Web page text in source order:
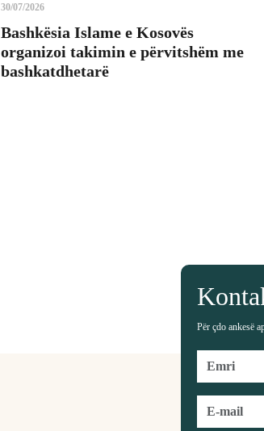
30/07/2026
Bashkësia Islame e Kosovës
organizoi takimin e përvitshëm me
bashkatdhetarë
Për çdo ankesë